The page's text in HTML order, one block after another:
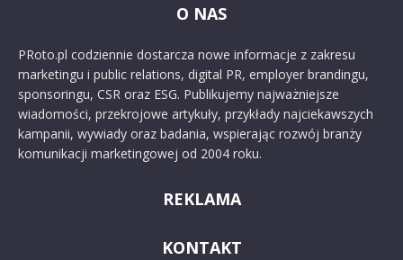
O NAS
PRoto.pl codziennie dostarcza nowe informacje z zakresu
marketingu i public relations, digital PR, employer brandingu,
sponsoringu, CSR oraz ESG. Publikujemy najważniejsze
wiadomości, przekrojowe artykuły, przykłady najciekawszych
kampanii, wywiady oraz badania, wspierając rozwój branży
komunikacji marketingowej od 2004 roku.
REKLAMA
KONTAKT